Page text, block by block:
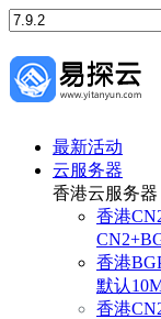
最新活动
云服务器
香港云服务器
香港
香港
默认
香港